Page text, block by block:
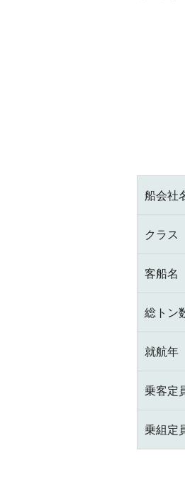
船会社
クラス
客船名
総トン
就航年
乗客定
乗組定